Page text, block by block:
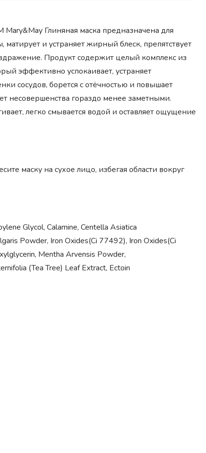
Глиняная маска предназначена для
и устраняет жирный блеск, препятствует
Продукт содержит целый комплекс из
эффективно успокаивает, устраняет
сосудов, борется с отёчностью и повышает
несовершенства гораздо менее заметными.
легко смывается водой и оставляет ощущение
маску на сухое лицо, избегая области вокруг
Glycol, Calamine, Centella Asiatica
Powder, Iron Oxides(Ci 77492), Iron Oxides(Ci
Mentha Arvensis Powder,
(Tea Tree) Leaf Extract, Ectoin